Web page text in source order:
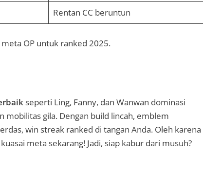
Rentan CC beruntun
OP untuk ranked 2025.
seperti Ling, Fanny, dan Wanwan dominasi
mobilitas gila. Dengan build lincah, emblem
win streak ranked di tangan Anda. Oleh karena
meta sekarang! Jadi, siap kabur dari musuh?